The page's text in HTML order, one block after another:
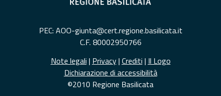
PEC: AOO-giunta@cert.regione.basilicata.it
C.F. 80002950766
Note legali | Privacy| Crediti | Il Logo
Dichiarazione di accessibilità
©2010 Regione Basilicata